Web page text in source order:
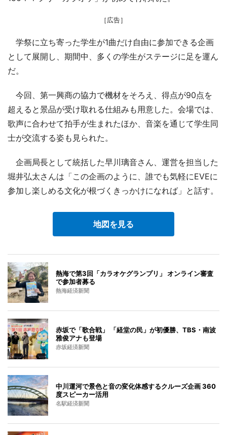
［広告］
学祭に立ち寄った学生が1曲だけ自由に参加できる企画
として展開し、期間中、多くの学生がステージに足を運ん
だ。
今回、第一興商の協力で機材をそろえ、得点が90点を
超えると景品が受け取れる仕組みも用意した。会場では、
歌声に合わせて拍手が生まれたほか、音楽を通じて学生同
士が交流する姿も見られた。
企画局長として統括した早川璃音さん、運営を担当した
堀井弘太さんは「この企画のように、誰でも気軽にEVEに
参加し楽しめる文化が根づくきっかけになれば」と話す。
地図を見る
熱海で第3回「カラオケグランプリ」 オンライン審査
で参加者募る
熱海経済新聞
赤坂で「歌合戦」 「経堂の民」が初優勝、TBS・南波
雅俊アナも登場
赤坂経済新聞
中川運河で景色と音の変化体感するクルーズ企画 360
度スピーカー活用
名駅経済新聞